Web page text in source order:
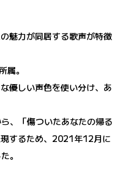
魅力が同居する歌声が特徴
。
優しい声色を使い分け、あ
、「傷ついたあなたの帰る
するため、2021年12月に
。